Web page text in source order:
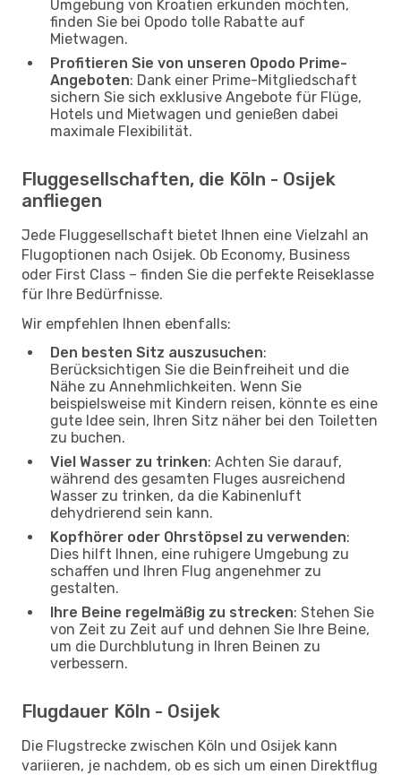
Umgebung von Kroatien erkunden möchten,
finden Sie bei Opodo tolle Rabatte auf
Mietwagen.
Profitieren Sie von unseren Opodo Prime-
Angeboten: Dank einer Prime-Mitgliedschaft
sichern Sie sich exklusive Angebote für Flüge,
Hotels und Mietwagen und genießen dabei
maximale Flexibilität.
Fluggesellschaften, die Köln - Osijek
anfliegen
Jede Fluggesellschaft bietet Ihnen eine Vielzahl an
Flugoptionen nach Osijek. Ob Economy, Business
oder First Class – finden Sie die perfekte Reiseklasse
für Ihre Bedürfnisse.
Wir empfehlen Ihnen ebenfalls:
Den besten Sitz auszusuchen:
Berücksichtigen Sie die Beinfreiheit und die
Nähe zu Annehmlichkeiten. Wenn Sie
beispielsweise mit Kindern reisen, könnte es eine
gute Idee sein, Ihren Sitz näher bei den Toiletten
zu buchen.
Viel Wasser zu trinken: Achten Sie darauf,
während des gesamten Fluges ausreichend
Wasser zu trinken, da die Kabinenluft
dehydrierend sein kann.
Kopfhörer oder Ohrstöpsel zu verwenden:
Dies hilft Ihnen, eine ruhigere Umgebung zu
schaffen und Ihren Flug angenehmer zu
gestalten.
Ihre Beine regelmäßig zu strecken: Stehen Sie
von Zeit zu Zeit auf und dehnen Sie Ihre Beine,
um die Durchblutung in Ihren Beinen zu
verbessern.
Flugdauer Köln - Osijek
Die Flugstrecke zwischen Köln und Osijek kann
variieren, je nachdem, ob es sich um einen Direktflug